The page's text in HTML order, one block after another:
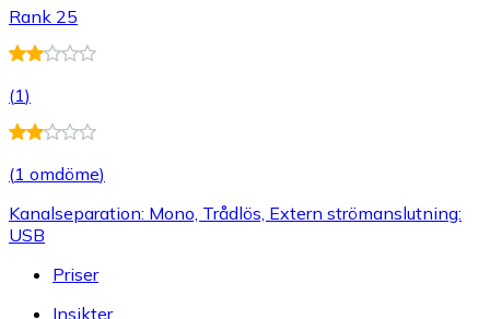
Rank 25
(1)
(1 omdöme)
Kanalseparation: Mono, Trådlös, Extern strömanslutning:
USB
Priser
Insikter